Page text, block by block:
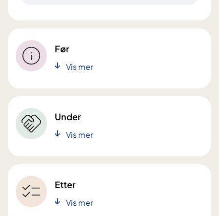
Før
Vis mer
Under
Vis mer
Etter
Vis mer